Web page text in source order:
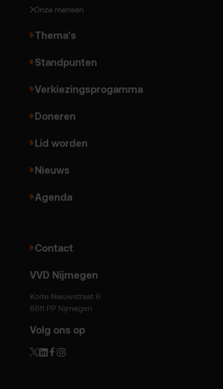
Onze mensen
Thema's
Standpunten
Verkiezingsprogamma
Doneren
Lid worden
Nieuws
Agenda
Contact
VVD Nijmegen
Korte Nieuwstraat 6
6511 PP Nijmegen
Volg ons op